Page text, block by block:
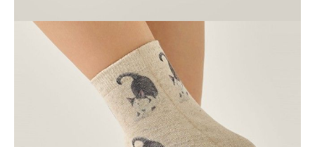
Skarpetki damskie CONTE ELEGANT FANTASY, r.36-39, 741
beżowy
+